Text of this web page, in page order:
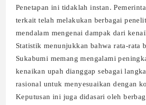
Penetapan ini tidaklah instan.
terkait telah melakukan berbagai
mendalam mengenai dampak dari
Statistik menunjukkan bahwa rata-rata
Sukabumi memang mengalami
kenaikan upah dianggap sebagai
rasional untuk menyesuaikan dengan
Keputusan ini juga didasari oleh